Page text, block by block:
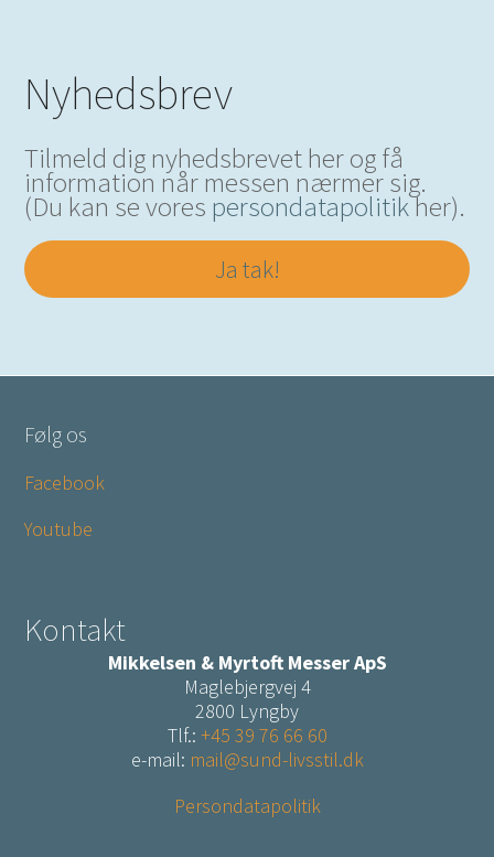
Nyhedsbrev
Tilmeld dig nyhedsbrevet her og få
information når messen nærmer sig.
(Du kan se vores persondatapolitikher).
Ja tak!
Følg os
Facebook
Youtube
Kontakt
Mikkelsen & Myrtoft Messer ApS
Maglebjergvej 4
2800 Lyngby
Tlf.: +45 39 76 66 60
e-mail: mail@sund-livsstil.dk
Persondatapolitik